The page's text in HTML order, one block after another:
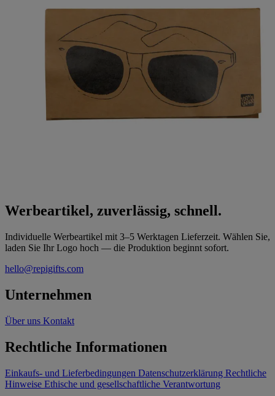
Werbeartikel, zuverlässig, schnell.
Individuelle Werbeartikel mit 3–5 Werktagen Lieferzeit. Wählen Sie,
laden Sie Ihr Logo hoch — die Produktion beginnt sofort.
hello@repigifts.com
Unternehmen
Über uns Kontakt
Rechtliche Informationen
Einkaufs- und Lieferbedingungen Datenschutzerklärung Rechtliche
Hinweise Ethische und gesellschaftliche Verantwortung